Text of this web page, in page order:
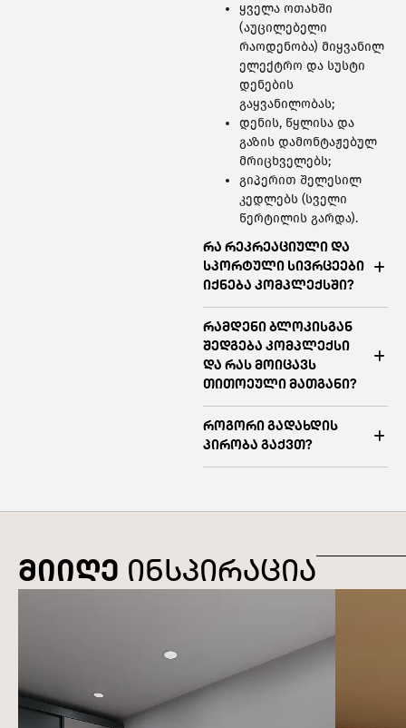
ყველა ოთახში
(აუცილებელი
რაოდენობა) მიყვანილ
ელექტრო და სუსტი
დენების
გაყვანილობას;
დენის, წყლისა და
გაზის დამონტაჟებულ
მრიცხველებს;
გიპერით შელესილ
კედლებს (სველი
წერტილის გარდა).
რა რეკრეაციული და
სპორტული სივრცეები
იქნება კომპლექსში?
რამდენი ბლოკისგან
შედგება კომპლექსი
და რას მოიცავს
თითოეული მათგანი?
როგორი გადახდის
პირობა გაქვთ?
მიიღე ინსპირაცია